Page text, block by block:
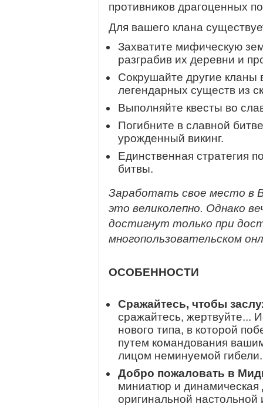
противников драгоценных
Для вашего клана
Захватите мифическую
разграбив их деревни и
Сокрушайте другие кланы
легендарных существ из
Выполняйте квесты во
Погибните в славной
урожденный викинг.
Единственная стратегия
битвы.
Заработать свое место в
это великолепно. Однако
достигнут только при
многопользовательском
ОСОБЕННОСТИ
Сражайтесь, чтобы
сражайтесь, жертвуйте...
нового типа, в которой
путем командования
лицом неминуемой гибели.
Добро пожаловать в
миниатюр и динамическая
оригинальной настольной